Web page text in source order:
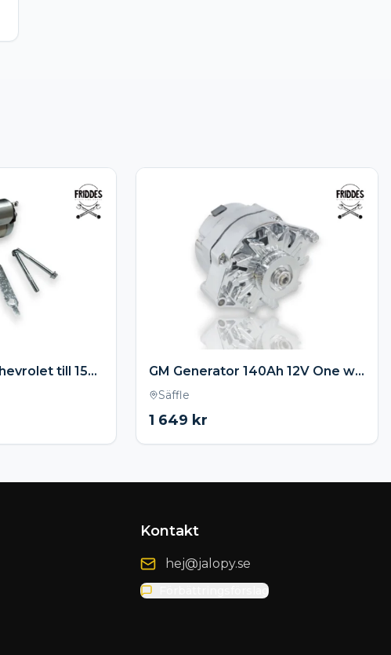
1,4kw ministart Chevrolet till 153 / 168 kugg GM Generator 140Ah 12V One wire- Krom
Säffle
1 649 kr
Kontakt
hej@jalopy.se
Förbättringsförslag